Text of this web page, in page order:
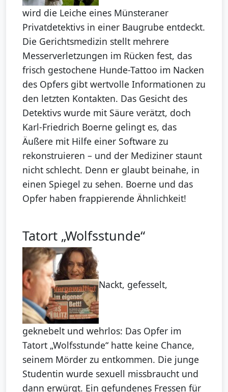
wird die Leiche eines Münsteraner
Privatdetektivs in einer Baugrube entdeckt.
Die Gerichtsmedizin stellt mehrere
Messerverletzungen im Rücken fest, das
frisch gestochene Hunde-Tattoo im Nacken
des Opfers gibt wertvolle Informationen zu
den letzten Kontakten. Das Gesicht des
Detektivs wurde mit Säure verätzt, doch
Karl-Friedrich Boerne gelingt es, das
Äußere mit Hilfe einer Software zu
rekonstruieren – und der Mediziner staunt
nicht schlecht. Denn er glaubt beinahe, in
einen Spiegel zu sehen. Boerne und das
Opfer haben frappierende Ähnlichkeit!
Tatort „Wolfsstunde“
Nackt, gefesselt,
geknebelt und wehrlos: Das Opfer im
Tatort „Wolfsstunde“ hatte keine Chance,
seinem Mörder zu entkommen. Die junge
Studentin wurde sexuell missbraucht und
dann erwürgt. Ein gefundenes Fressen für